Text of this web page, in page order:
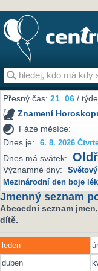
Přesný čas:21 06 /
Znamení
Fáze měsíce:
Dnes je:
6. 8. 2026
Dnes má svátek:
Významné dny:
Mezinárodní den boje
Jmenný seznam
Abecední seznam
dítě.
leden
duben